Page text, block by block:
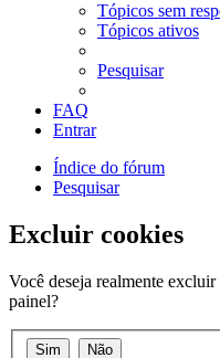
Tópicos sem
Tópicos ativos
Pesquisar
FAQ
Entrar
Índice do fórum
Pesquisar
Excluir cookies
Você deseja realmente
painel?